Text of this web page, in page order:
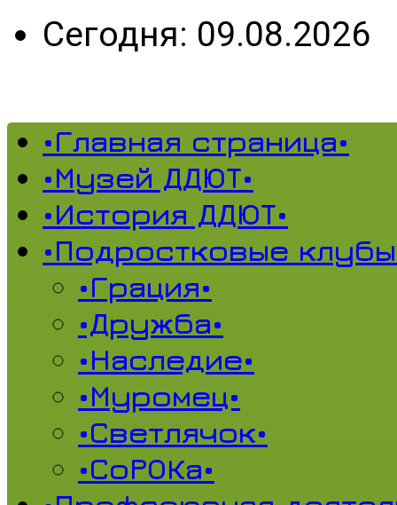
Сегодня: 09.08.2026
•Главная страница•
•Музей ДДЮТ•
•История ДДЮТ•
•Подростковые
•Грация•
•Дружба•
•Наследие•
•Муромец•
•Светлячок•
•СоРОКа•